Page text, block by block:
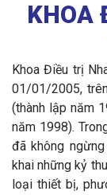
KHOA
Khoa Điều trị
01/01/2005,
(thành lập năm
năm 1998).
đã không
khai những kỷ
loại thiết bị,